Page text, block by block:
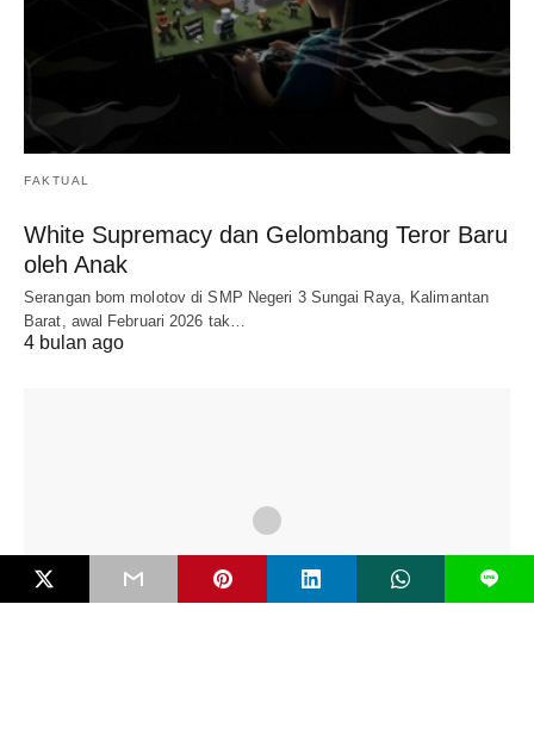
FAKTUAL
White Supremacy dan Gelombang Teror Baru
oleh Anak
Serangan bom molotov di SMP Negeri 3 Sungai Raya, Kalimantan
Barat, awal Februari 2026 tak…
4 bulan ago
L